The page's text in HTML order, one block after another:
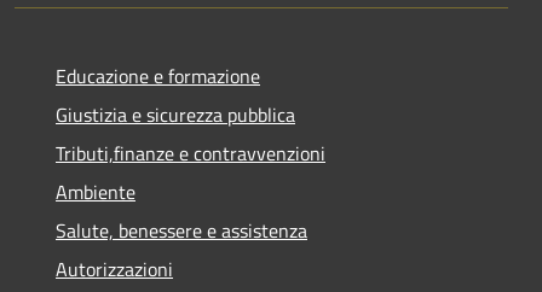
Educazione e formazione
Giustizia e sicurezza pubblica
Tributi,finanze e contravvenzioni
Ambiente
Salute, benessere e assistenza
Autorizzazioni